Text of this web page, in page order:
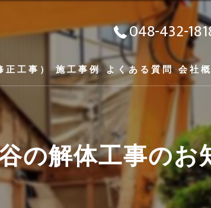
048-432-
正工事） 施工事例 よくある質問 会社
の解体工事のお